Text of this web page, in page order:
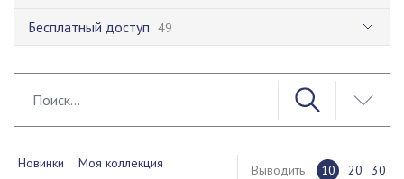
Бесплатный доступ 49
Новинки Моя коллекция Выводить 10 20 30